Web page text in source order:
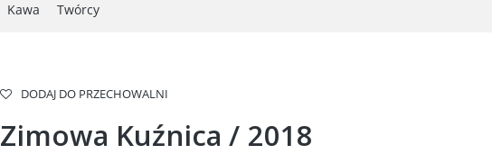
Kawa Twórcy
DODAJ DO PRZECHOWALNI
Zimowa Kuźnica / 2018